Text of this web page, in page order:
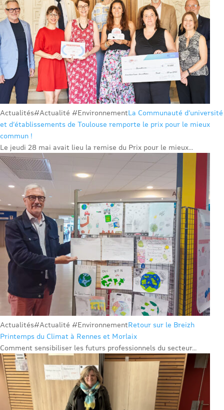
Actualités#Actualité #EnvironnementLa Communauté d’université
et d’établissements de Toulouse remporte le prix pour le mieux
commun !
Le jeudi 28 mai avait lieu la remise du Prix pour le mieux...
Actualités#Actualité #EnvironnementRetour sur le Breizh
Printemps du Climat à Rennes et Morlaix
Comment sensibiliser les futurs professionnels du secteur...